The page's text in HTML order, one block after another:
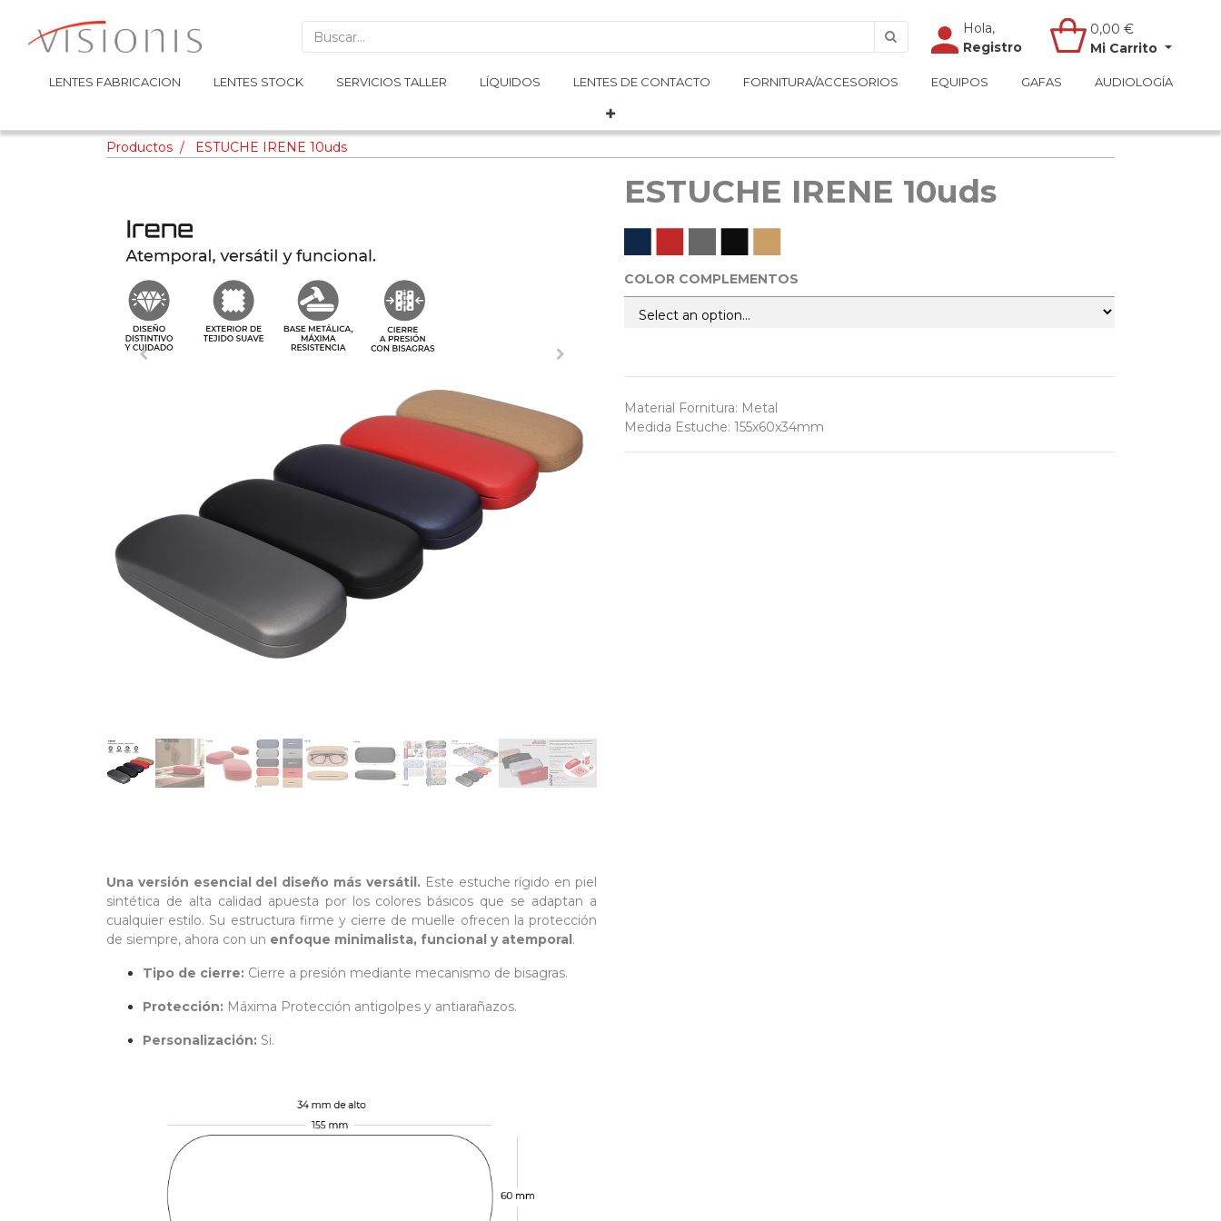
Hola,
Registro
0,00 €
Mi Carrito
LENTES FABRICACION LENTES STOCK SERVICIOS TALLER LÍQUIDOS LENTES DE CONTACTO FORNITURA/ACCESORIOS EQUIPOS GAFAS AUDIOLOGÍA
Hola,
Registro
0,00 €
Mi Carrito
LENTES FABRICACION LENTES STOCK SERVICIOS TALLER LÍQUIDOS LENTES DE CONTACTO FORNITURA/ACCESORIOS EQUIPOS GAFAS AUDIOLOGÍA
Productos ESTUCHE IRENE 10uds
Una versión esencial del diseño más versátil. Este estuche rígido en piel
sintética de alta calidad apuesta por los colores básicos que se adaptan a
cualquier estilo. Su estructura firme y cierre de muelle ofrecen la protección
de siempre, ahora con un enfoque minimalista, funcional y atemporal.
Tipo de cierre: Cierre a presión mediante mecanismo de bisagras.
Protección: Máxima Protección antigolpes y antiarañazos.
Personalización: Si.
ESTUCHE IRENE 10uds
COLOR COMPLEMENTOS
Material Fornitura: Metal
Medida Estuche: 155x60x34mm